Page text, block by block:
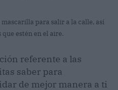
para salir a la calle, así
estén en el aire.
referente a las
saber para
de mejor manera a ti